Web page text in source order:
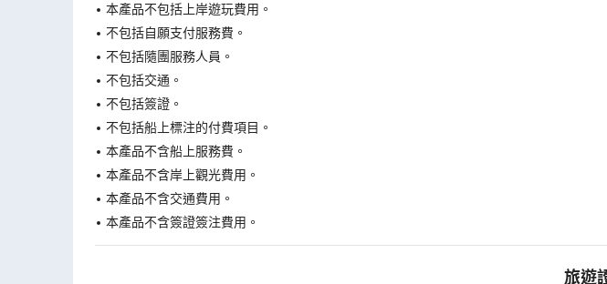
本產品不包括上岸遊玩費用。
不包括自願支付服務費。
不包括隨團服務人員。
不包括交通。
不包括簽證。
不包括船上標注的付費項目。
本產品不含船上服務費。
本產品不含岸上觀光費用。
本產品不含交通費用。
本產品不含簽證簽注費用。
旅遊